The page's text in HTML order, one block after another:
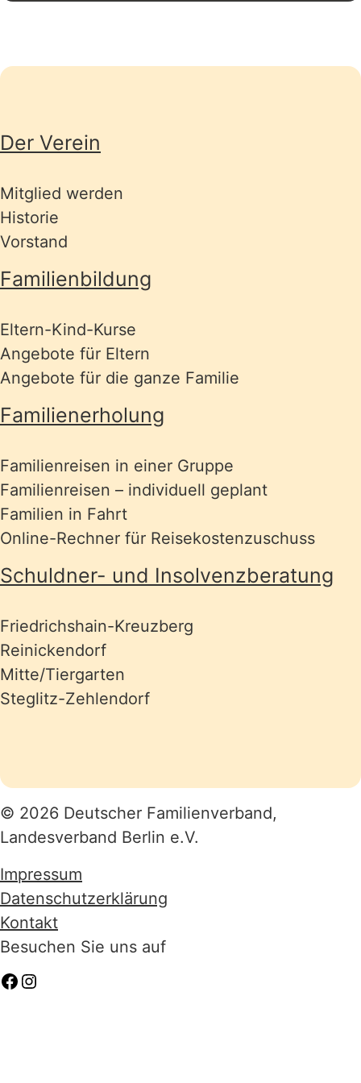
Seitenübersicht
Der Verein
Mitglied werden
Historie
Vorstand
Familienbildung
Eltern-Kind-Kurse
Angebote für Eltern
Angebote für die ganze Familie
Familienerholung
Familienreisen in einer Gruppe
Familienreisen – individuell geplant
Familien in Fahrt
Online-Rechner für Reisekostenzuschuss
Schuldner- und Insolvenzberatung
Friedrichshain-Kreuzberg
Reinickendorf
Mitte/Tiergarten
Steglitz-Zehlendorf
© 2026 Deutscher Familienverband,
Landesverband Berlin e.V.
Impressum
Datenschutzerklärung
Kontakt
Besuchen Sie uns auf
Facebook
Instagram